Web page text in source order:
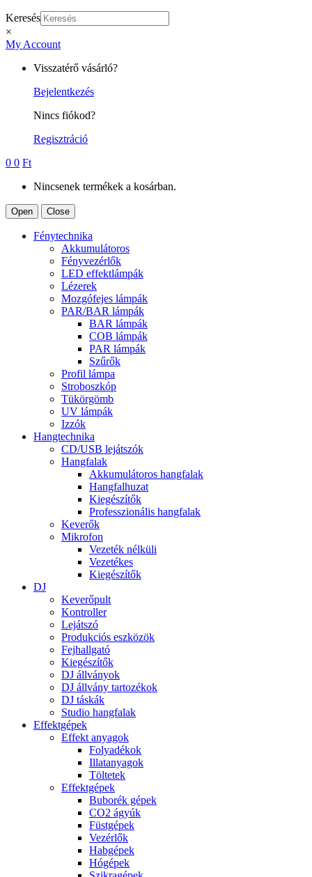
Keresés
×
My Account
Visszatérő vásárló?
Bejelentkezés
Nincs fiókod?
Regisztráció
0 0 Ft
Nincsenek termékek a kosárban.
Open Close
Fénytechnika
Akkumulátoros
Fényvezérlők
LED effektlámpák
Lézerek
Mozgófejes lámpák
PAR/BAR lámpák
BAR lámpák
COB lámpák
PAR lámpák
Szűrők
Profil lámpa
Stroboszkóp
Tükörgömb
UV lámpák
Izzók
Hangtechnika
CD/USB lejátszók
Hangfalak
Akkumulátoros hangfalak
Hangfalhuzat
Kiegészítők
Professzionális hangfalak
Keverők
Mikrofon
Vezeték nélküli
Vezetékes
Kiegészítők
DJ
Keverőpult
Kontroller
Lejátszó
Produkciós eszközök
Fejhallgató
Kiegészítők
DJ állványok
DJ állvány tartozékok
DJ táskák
Studio hangfalak
Effektgépek
Effekt anyagok
Folyadékok
Illatanyagok
Töltetek
Effektgépek
Buborék gépek
CO2 ágyúk
Füstgépek
Vezérlők
Habgépek
Hógépek